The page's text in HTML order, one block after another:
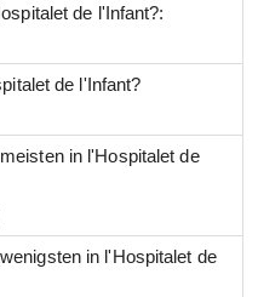
de l'Infant?:
de l'Infant?
in l'Hospitalet de
in l'Hospitalet de